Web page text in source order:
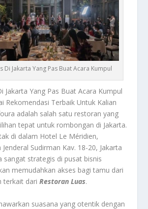
Di Jakarta Yang Pas Buat Acara Kumpul
Jakarta Yang Pas Buat Acara Kumpul
Rekomendasi Terbaik Untuk Kalian
adalah salah satu restoran yang
tepat untuk rombongan di Jakarta.
di dalam Hotel Le Méridien,
Sudirman Kav. 18-20, Jakarta
sangat strategis di pusat bisnis
memudahkan akses bagi tamu dari
terkait dariRestoran Luas.
suasana yang otentik dengan